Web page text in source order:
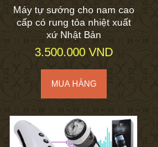
Máy tự sướng cho nam cao
cấp có rung tỏa nhiệt xuất
xứ Nhật Bản
3.500.000 VND